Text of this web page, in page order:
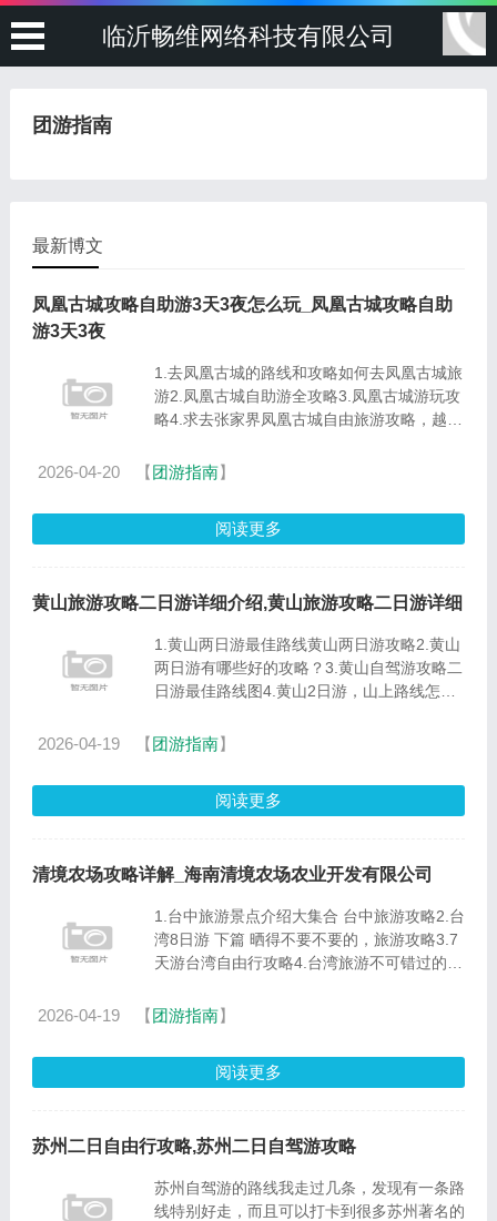
临沂畅维网络科技有限公司
团游指南
最新博文
凤凰古城攻略自助游3天3夜怎么玩_凤凰古城攻略自助
游3天3夜
1.去凤凰古城的路线和攻略如何去凤凰古城旅
游2.凤凰古城自助游全攻略3.凤凰古城游玩攻
略4.求去张家界凤凰古城自由旅游攻略，越详
管是在书里，还是摄影师的相机里，凤凰都是
2026-04-20 【团游指南】
阅读更多
黄山旅游攻略二日游详细介绍,黄山旅游攻略二日游详细
1.黄山两日游最佳路线黄山两日游攻略2.黄山
两日游有哪些好的攻略？3.黄山自驾游攻略二
日游最佳路线图4.黄山2日游，山上路线怎么
的是有黄山，爬山。求推荐景点和山上住6.黄
2026-04-19 【团游指南】
阅读更多
清境农场攻略详解_海南清境农场农业开发有限公司
1.台中旅游景点介绍大集合 台中旅游攻略2.台
湾8日游 下篇 晒得不要不要的，旅游攻略3.7
天游台湾自由行攻略4.台湾旅游不可错过的十
的要1.5~2小时。具体路线和位置如图所示。
2026-04-19 【团游指南】
阅读更多
苏州二日自由行攻略,苏州二日自驾游攻略
苏州自驾游的路线我走过几条，发现有一条路
线特别好走，而且可以打卡到很多苏州著名的